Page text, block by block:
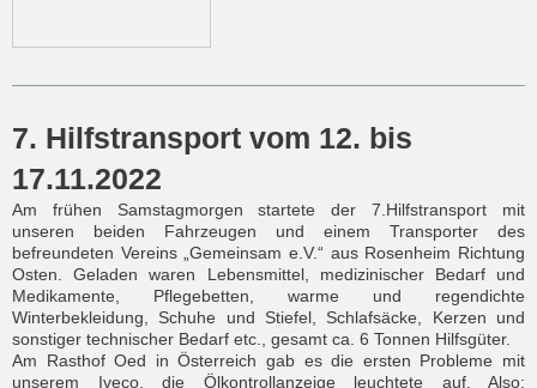
7. Hilfstransport vom 12. bis
17.11.2022
Am frühen Samstagmorgen startete der 7.Hilfstransport mit
unseren beiden Fahrzeugen und einem Transporter des
befreundeten Vereins „Gemeinsam e.V.“ aus Rosenheim Richtung
Osten. Geladen waren Lebensmittel, medizinischer Bedarf und
Medikamente, Pflegebetten, warme und regendichte
Winterbekleidung, Schuhe und Stiefel, Schlafsäcke, Kerzen und
sonstiger technischer Bedarf etc., gesamt ca. 6 Tonnen Hilfsgüter.
Am Rasthof Oed in Österreich gab es die ersten Probleme mit
unserem Iveco, die Ölkontrollanzeige leuchtete auf. Also: